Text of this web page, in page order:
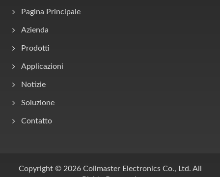
Pagina Principale
Azienda
Prodotti
Applicazioni
Notizie
Soluzione
Contatto
Copyright © 2026 Coilmaster Electronics Co., Ltd. All